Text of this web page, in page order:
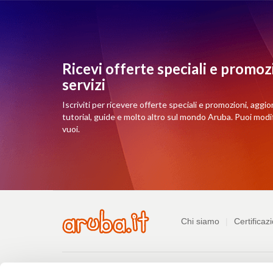
Ricevi offerte speciali e
servizi
Iscriviti per ricevere offerte speciali e promozioni,
tutorial, guide e molto altro sul mondo Aruba. Puoi
vuoi.
Azienda
Chi siamo